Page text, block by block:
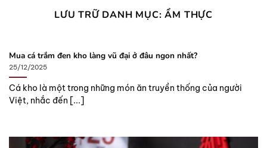
LƯU TRỮ DANH MỤC:ẨM THỰC
Mua cá trắm đen kho làng vũ đại ở đâu ngon nhất?
25/12/2025
Cá kho là một trong những món ăn truyền thống của người
Việt, nhắc đến [...]